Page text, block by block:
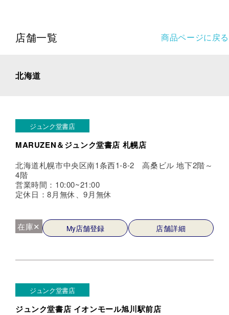
店舗一覧 商品ページに戻る
北海道
ジュンク堂書店
MARUZEN＆ジュンク堂書店 札幌店
北海道札幌市中央区南1条西1-8-2 高桑ビル 地下2階～
4階
営業時間：10:00~21:00
定休日：8月無休、9月無休
在庫✕ My店舗登録 店舗詳細
ジュンク堂書店
ジュンク堂書店 イオンモール旭川駅前店